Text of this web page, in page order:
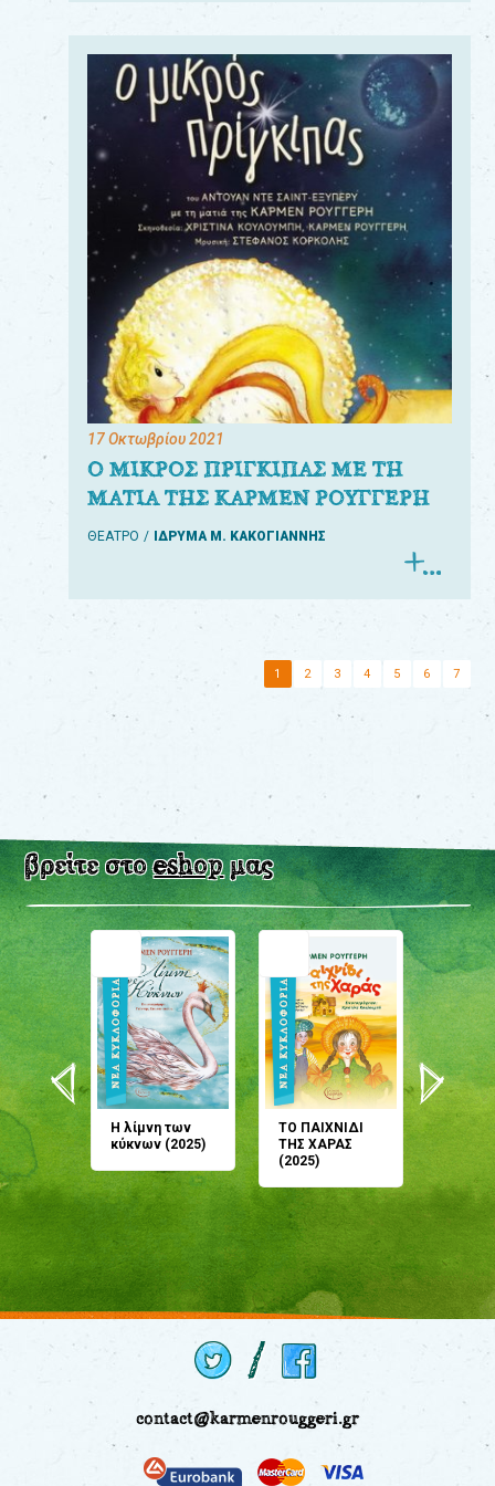
17 Οκτωβρίου 2021
Ο ΜΙΚΡΟΣ ΠΡΙΓΚΙΠΑΣ ΜΕ ΤΗ
ΜΑΤΙΑ ΤΗΣ ΚΑΡΜΕΝ ΡΟΥΓΓΕΡΗ
ΘΕΑΤΡΟ ΙΔΡΥΜΑ Μ. ΚΑΚΟΓΙΑΝΝΗΣ
1 2 3 4 5 6 7
βρείτε στοeshopμας
Η λίμνη των
κύκνων (2025)
ΤΟ ΠΑΙΧΝΙΔΙ
ΤΗΣ ΧΑΡΑΣ
(2025)
μου;
(2024)
contact@karmenrouggeri.gr